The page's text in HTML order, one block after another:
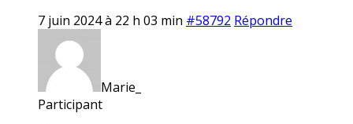
7 juin 2024 à 22 h 03 min #58792 Répondre
Marie_
Participant